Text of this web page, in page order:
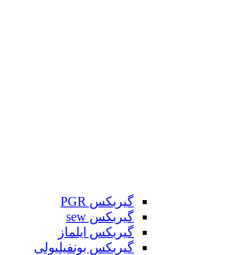
گیربکس PGR
گیربکس sew
گیربکس ایلماز
گیربکس بونفیلیولی